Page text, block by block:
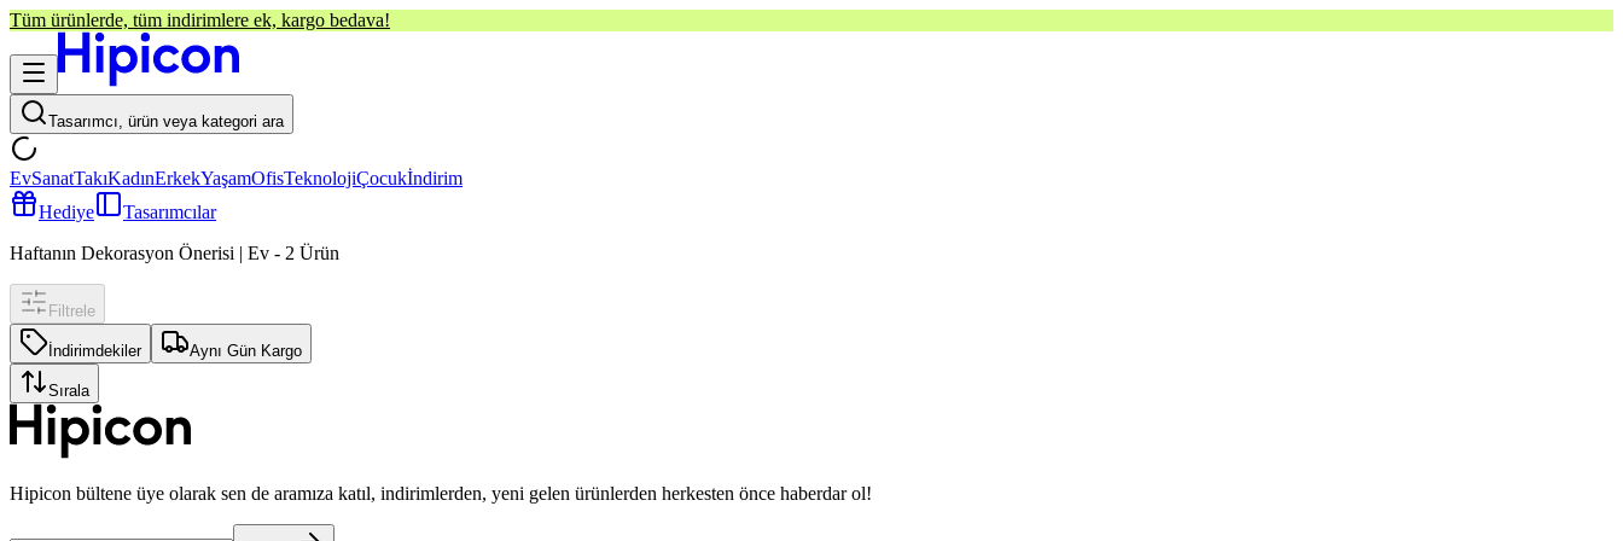
Tüm ürünlerde, tüm indirimlere ek, kargo bedava!
Tasarımcı, ürün veya kategori ara
EvSanatTakıKadınErkekYaşamOfisTeknolojiÇocukİndirim
Hediye
Tasarımcılar
Haftanın Dekorasyon Önerisi | Ev - 2 Ürün
Filtrele
İndirimdekiler Aynı Gün Kargo
Sırala
Hipicon bültene üye olarak sen de aramıza katıl, indirimlerden, yeni gelen ürünlerden herkesten önce haberdar ol!